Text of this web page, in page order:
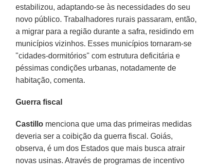
estabilizou, adaptando-se às necessidades do seu
novo público. Trabalhadores rurais passaram, então,
a migrar para a região durante a safra, residindo em
municípios vizinhos. Esses municípios tornaram-se
"cidades-dormitórios" com estrutura deficitária e
péssimas condições urbanas, notadamente de
habitação, comenta.
Guerra fiscal
Castillo menciona que uma das primeiras medidas
deveria ser a coibição da guerra fiscal. Goiás,
observa, é um dos Estados que mais busca atrair
novas usinas. Através de programas de incentivo